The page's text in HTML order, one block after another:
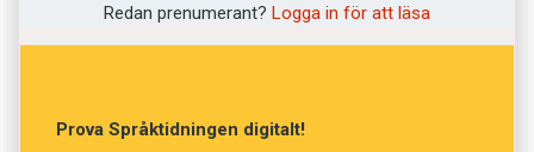
Aromatisk
Kryddstark
Redan prenumerant? Logga in för att läsa
Prova Språktidningen digitalt!